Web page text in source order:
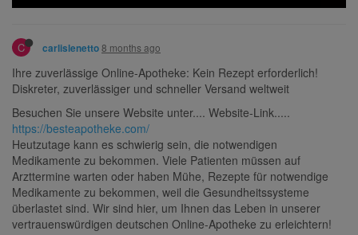
C carlislenetto8 months ago
Ihre zuverlässige Online-Apotheke: Kein Rezept erforderlich!
Diskreter, zuverlässiger und schneller Versand weltweit
Besuchen Sie unsere Website unter.... Website-Link.....
https://besteapotheke.com/
Heutzutage kann es schwierig sein, die notwendigen
Medikamente zu bekommen. Viele Patienten müssen auf
Arzttermine warten oder haben Mühe, Rezepte für notwendige
Medikamente zu bekommen, weil die Gesundheitssysteme
überlastet sind. Wir sind hier, um Ihnen das Leben in unserer
vertrauenswürdigen deutschen Online-Apotheke zu erleichtern!